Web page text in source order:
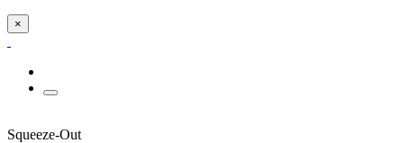
×
Squeeze-Out